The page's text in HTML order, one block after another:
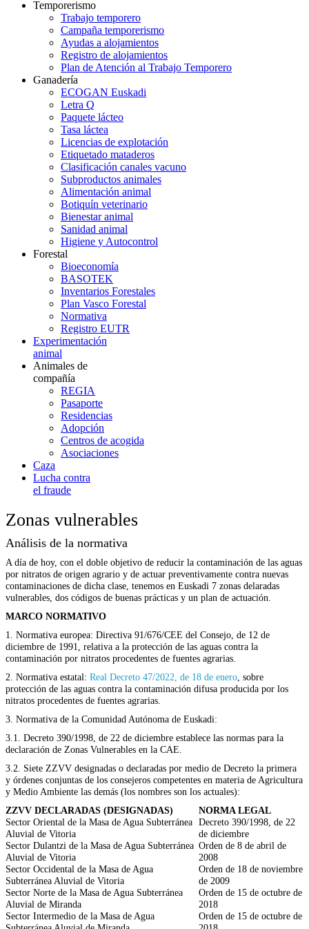
Temporerismo
Trabajo temporero
Campaña temporerismo
Ayudas a alojamientos
Registro de alojamientos
Plan de Atención al Trabajo Temporero
Ganadería
ECOGAN Euskadi
Letra Q
Paquete lácteo
Tasa láctea
Licencias de explotación
Etiquetado mataderos
Clasificación canales vacuno
Subproductos animales
Alimentación animal
Botiquín veterinario
Bienestar animal
Sanidad animal
Higiene y Autocontrol
Forestal
Bioeconomía
BASOTEK
Inventarios Forestales
Plan Vasco Forestal
Normativa
Registro EUTR
Experimentación
animal
Animales de
compañía
REGIA
Pasaporte
Residencias
Adopción
Centros de acogida
Asociaciones
Caza
Lucha contra
el fraude
Zonas vulnerables
Análisis de la normativa
A día de hoy, con el doble objetivo de reducir la contaminación de las aguas
por nitratos de origen agrario y de actuar preventivamente contra nuevas
contaminaciones de dicha clase, tenemos en Euskadi 7 zonas delaradas
vulnerables, dos códigos de buenas prácticas y un plan de actuación.
MARCO NORMATIVO
1. Normativa europea: Directiva 91/676/CEE del Consejo, de 12 de
diciembre de 1991, relativa a la protección de las aguas contra la
contaminación por nitratos procedentes de fuentes agrarias.
2. Normativa estatal: Real Decreto 47/2022, de 18 de enero , sobre
protección de las aguas contra la contaminación difusa producida por los
nitratos procedentes de fuentes agrarias.
3. Normativa de la Comunidad Autónoma de Euskadi:
3.1. Decreto 390/1998, de 22 de diciembre establece las normas para la
declaración de Zonas Vulnerables en la CAE.
3.2. Siete ZZVV designadas o declaradas por medio de Decreto la primera
y órdenes conjuntas de los consejeros competentes en materia de Agricultura
y Medio Ambiente las demás (los nombres son los actuales):
ZZVV DECLARADAS (DESIGNADAS)
NORMA LEGAL
Sector Oriental de la Masa de Agua Subterránea
Aluvial de Vitoria
Decreto 390/1998, de 22
de diciembre
Sector Dulantzi de la Masa de Agua Subterránea
Aluvial de Vitoria
Orden de 8 de abril de
2008
Sector Occidental de la Masa de Agua
Subterránea Aluvial de Vitoria
Orden de 18 de noviembre
de 2009
Sector Norte de la Masa de Agua Subterránea
Aluvial de Miranda
Orden de 15 de octubre de
2018
Sector Intermedio de la Masa de Agua
Orden de 15 de octubre de